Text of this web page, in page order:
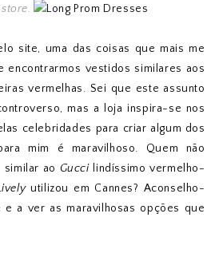
site, uma das coisas que mais me
encontrarmos vestidos similares aos
vermelhas. Sei que este assunto
mas a loja inspira-se nos
celebridades para criar algum dos
mim é maravilhoso. Quem não
similar ao Gucci lindíssimo vermelho-
utilizou em Cannes? Aconselho-
a ver as maravilhosas opções que